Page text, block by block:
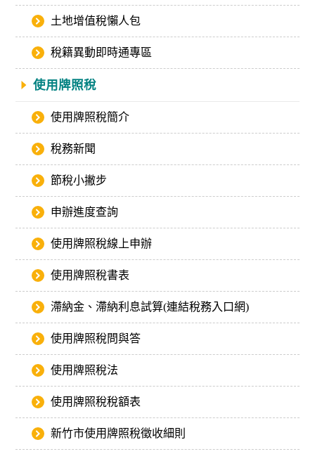
土地增值稅懶人包
稅籍異動即時通專區
使用牌照稅
使用牌照稅簡介
稅務新聞
節稅小撇步
申辦進度查詢
使用牌照稅線上申辦
使用牌照稅書表
滯納金、滯納利息試算(連結稅務入口網)
使用牌照稅問與答
使用牌照稅法
使用牌照稅稅額表
新竹市使用牌照稅徵收細則